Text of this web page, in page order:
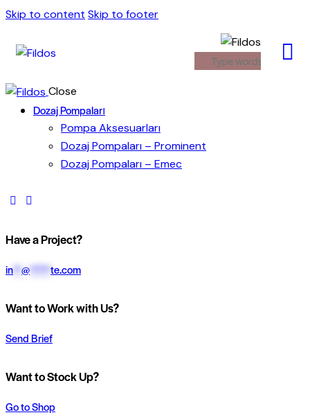
Skip to content Skip to footer
Close
Dozaj Pompaları
Pompa Aksesuarları
Dozaj Pompaları – Prominent
Dozaj Pompaları – Emec
Have a Project?
in @ ***** te.com
Want to Work with Us?
Send Brief
Want to Stock Up?
Go to Shop